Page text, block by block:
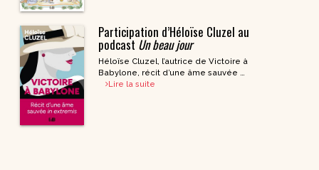
Participation d’Héloïse Cluzel au
podcast Un beau jour
Héloïse Cluzel, l’autrice de Victoire à
Babylone, récit d’une âme sauvée …
Lire la suite